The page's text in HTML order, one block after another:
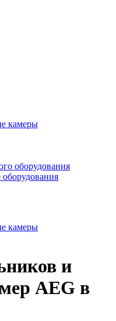
камеры
оборудования
камеры
и
AEG в